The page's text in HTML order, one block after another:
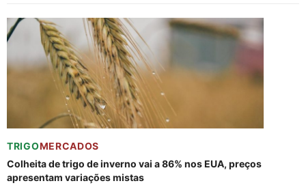
TRIGOMERCADOS
Colheita de trigo de inverno vai a 86% nos EUA, preços
apresentam variações mistas